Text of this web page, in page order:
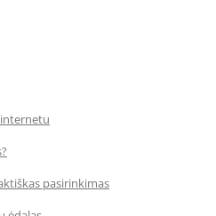
pasirinkimas